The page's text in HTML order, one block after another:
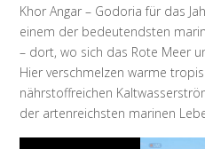
Khor Angar – Godoria für das
einem der bedeutendsten
– dort, wo sich das Rote Meer
Hier verschmelzen warme
nährstoffreichen
der artenreichsten marinen